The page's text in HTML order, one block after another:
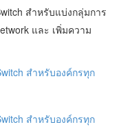
สำหรับแบ่งกลุ่มการ
และ เพิ่มความ
สำหรับองค์กรทุก
สำหรับองค์กรทุก